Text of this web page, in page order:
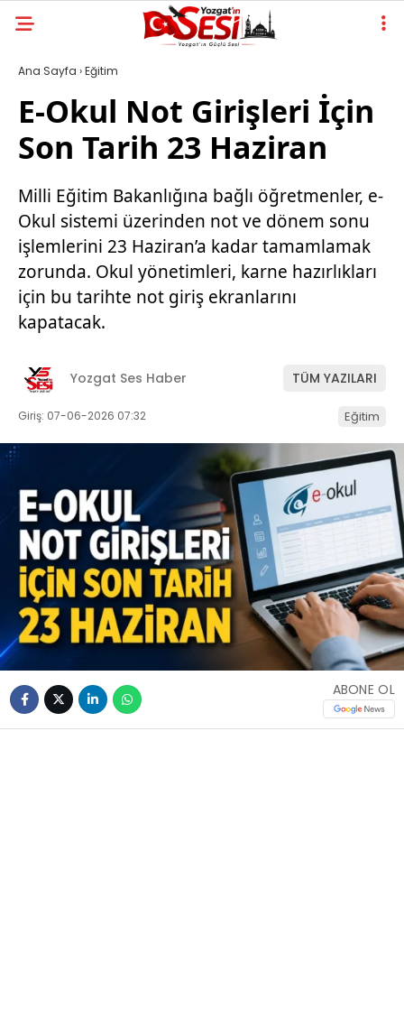
Ana Sayfa ›Eğitim
E-Okul Not Girişleri İçin
Son Tarih 23 Haziran
Milli Eğitim Bakanlığına bağlı öğretmenler, e-
Okul sistemi üzerinden not ve dönem sonu
işlemlerini 23 Haziran’a kadar tamamlamak
zorunda. Okul yönetimleri, karne hazırlıkları
için bu tarihte not giriş ekranlarını
kapatacak.
Yozgat Ses Haber TÜM YAZILARI
Giriş: 07-06-2026 07:32 Eğitim
ABONE OL